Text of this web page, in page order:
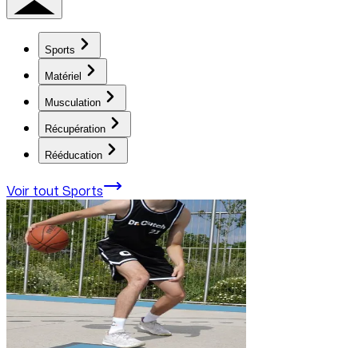
Sports
Matériel
Musculation
Récupération
Rééducation
Voir tout Sports